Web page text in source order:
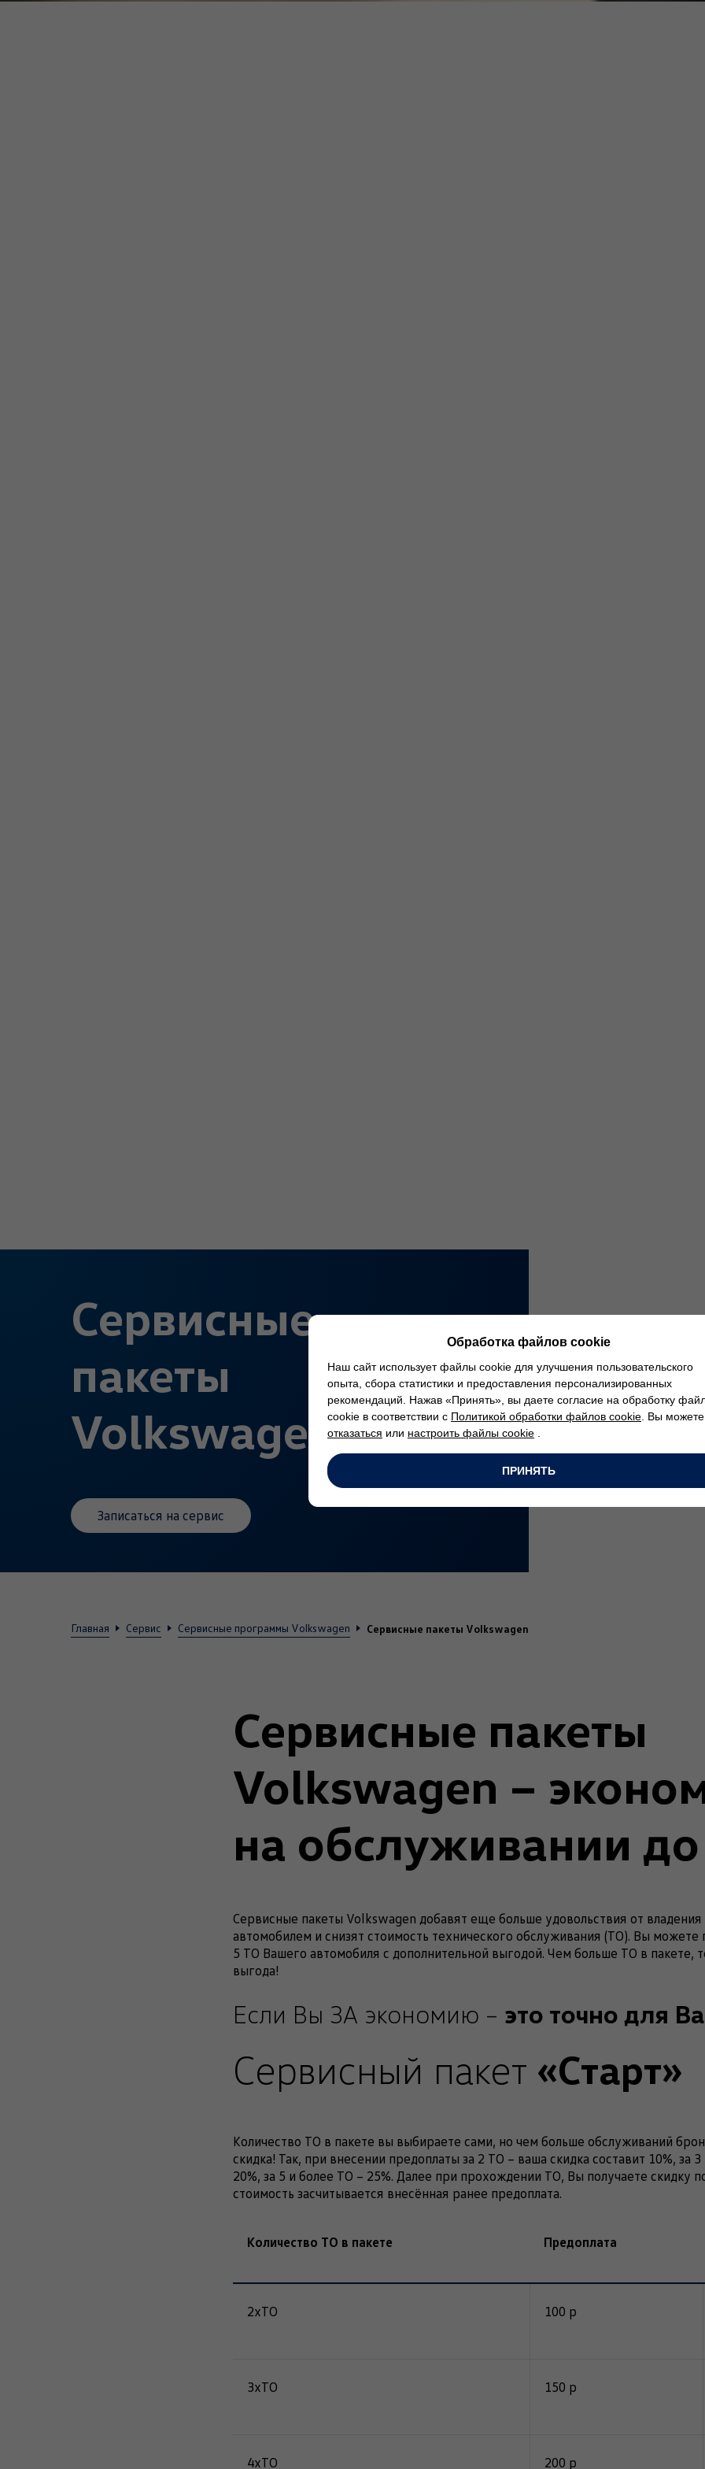
Сервисные
пакеты
Volkswagen
Записаться на сервис
Главная Сервис Сервисные программы Volkswagen Сервисные пакеты Volkswagen
Сервисные пакеты
Volkswagen –
на обслуживании
Сервисные пакеты Volkswagen добавят еще больше удовольствия от
автомобилем и снизят стоимость технического обслуживания (ТО). Вы можете
5 ТО Вашего автомобиля с дополнительной выгодой. Чем больше ТО в пакете,
выгода!
Если Вы ЗА экономию – это точно для
Сервисный пакет «Старт»
Количество ТО в пакете вы выбираете сами, но чем больше обслуживаний
скидка! Так, при внесении предоплаты за 2 ТО – ваша скидка составит 10%, за
20%, за 5 и более ТО – 25%. Далее при прохождении ТО, Вы получаете скидку
стоимость засчитывается внесённая ранее предоплата.
Количество ТО в пакете Предоплата
2хТО 100 р
3хТО 150 р
4хТО 200 р
Обработка файлов cookie
Наш сайт использует файлы cookie для улучшения пользовательского
опыта, сбора статистики и предоставления персонализированных
рекомендаций. Нажав «Принять», вы даете согласие на обработку
cookie в соответствии с Политикой обработки файлов cookie . Вы можете
отказаться или настроить файлы cookie
ПРИНЯТЬ